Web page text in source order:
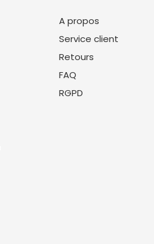
A propos
Service client
Retours
FAQ
RGPD